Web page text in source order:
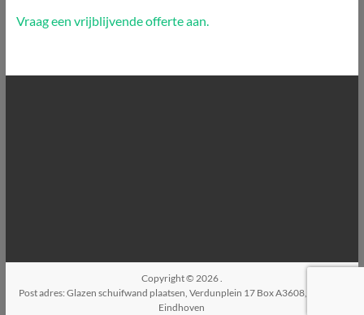
Vraag een vrijblijvende offerte aan.
Copyright © 2026
Post adres: Glazen schuifwand plaatsen, Verdunplein 17 Box A3608, 5627SZ,
Eindhoven